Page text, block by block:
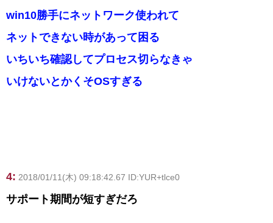
win10勝手にネットワーク使われて
ネットできない時があって困る
いちいち確認してプロセス切らなきゃ
いけないとかくそOSすぎる
4: 2018/01/11(木) 09:18:42.67 ID:YUR+tlce0
サポート期間が短すぎだろ